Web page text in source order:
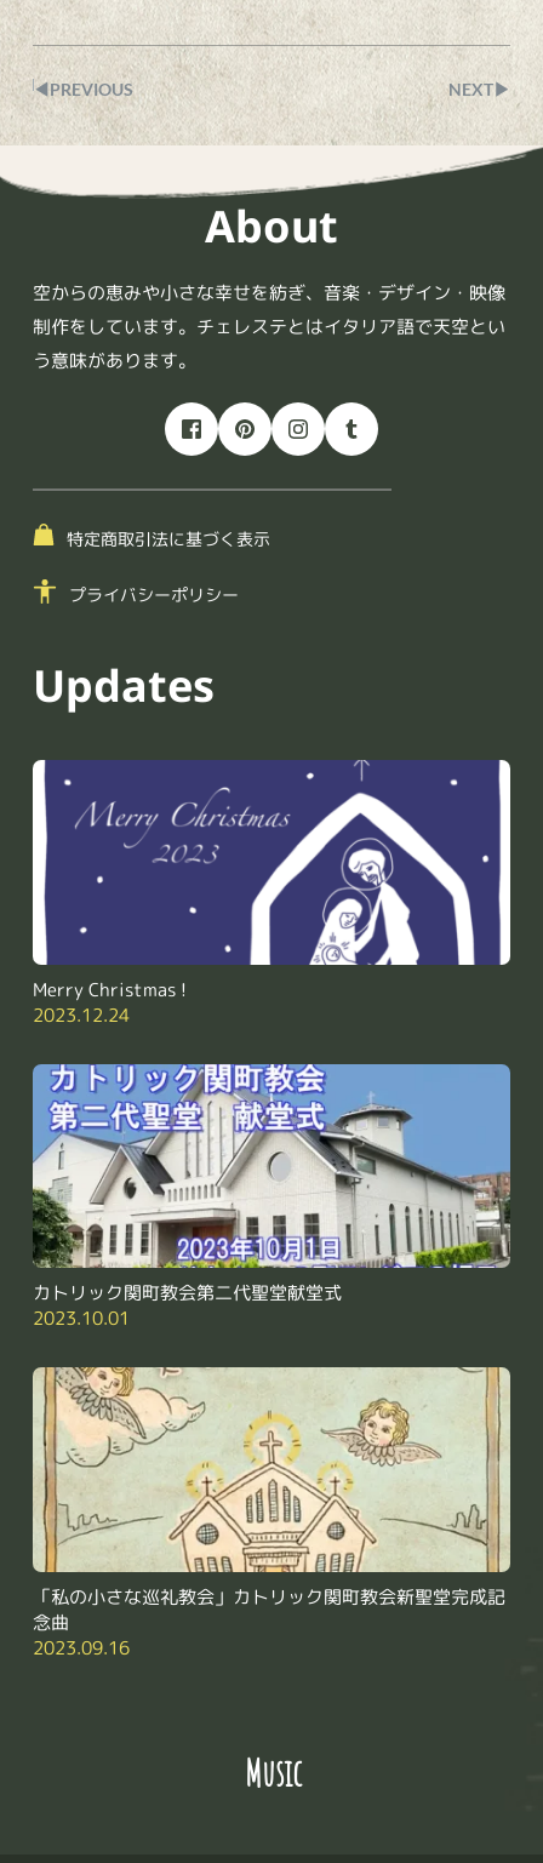
◀︎PREVIOUS NEXT▶︎
About
空からの恵みや小さな幸せを紡ぎ、音楽・デザイン・映像
制作をしています。チェレステとはイタリア語で天空とい
う意味があります。
特定商取引法に基づく表示
プライバシーポリシー
Updates
Merry Christmas !
2023.12.24
カトリック関町教会第二代聖堂献堂式
2023.10.01
「私の小さな巡礼教会」カトリック関町教会新聖堂完成記
念曲
2023.09.16
Music